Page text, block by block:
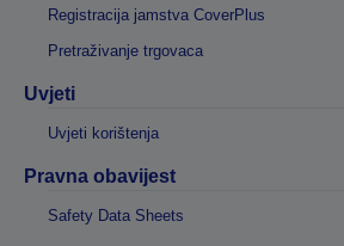
Registracija jamstva CoverPlus
Pretraživanje trgovaca
Uvjeti
Uvjeti korištenja
Pravna obavijest
Safety Data Sheets